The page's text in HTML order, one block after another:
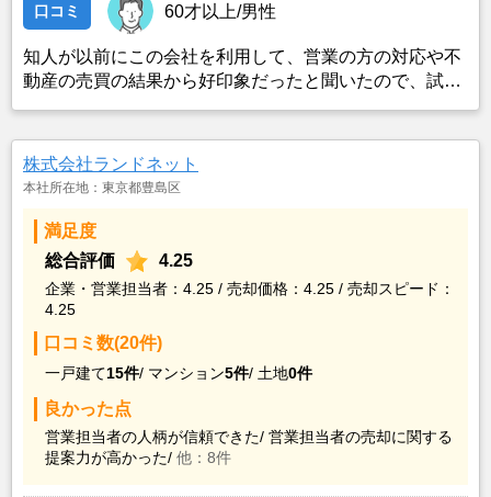
口コミ 60才以上/男性
知人が以前にこの会社を利用して、営業の方の対応や不
動産の売買の結果から好印象だったと聞いたので、試し
ったので、利用した。
株式会社ランドネット
本社所在地：東京都豊島区
満足度
総合評価
4.25
企業・営業担当者：4.25 / 売却価格：4.25 / 売却スピード：
4.25
口コミ数(20件)
一戸建て15件/ マンション5件/ 土地0件
良かった点
営業担当者の人柄が信頼できた/ 営業担当者の売却に関する
提案力が高かった/ 他：8件